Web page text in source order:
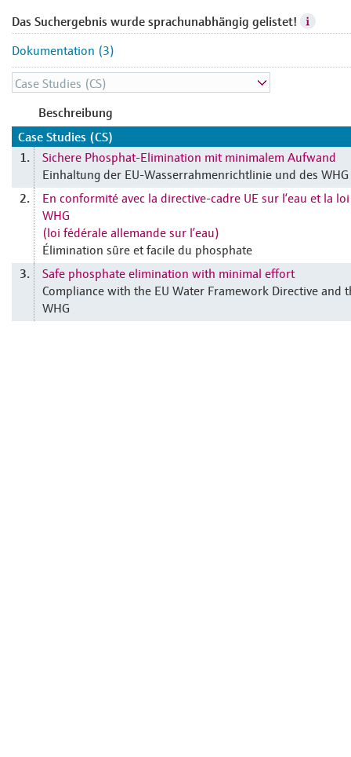
Das Suchergebnis wurde sprachunabhängig gelistet!
Dokumentation (3)
Beschreibung
Case Studies (CS)
1.
Sichere Phosphat-Elimination mit minimalem Aufwand
Einhaltung der EU-Wasserrahmenrichtlinie und des WHG
2.
En conformité avec la directive-cadre UE sur l‘eau et la loi
WHG
(loi fédérale allemande sur l’eau)
Élimination sûre et facile du phosphate
3.
Safe phosphate elimination with minimal effort
Compliance with the EU Water Framework Directive and
WHG